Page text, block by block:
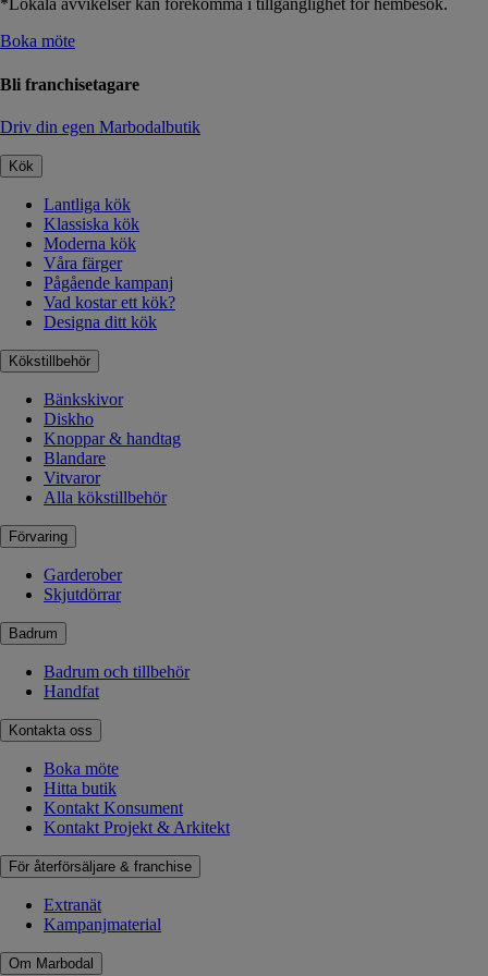
*Lokala avvikelser kan förekomma i tillgänglighet för hembesök.
Boka möte
Bli franchisetagare
Driv din egen Marbodalbutik
Kök
Lantliga kök
Klassiska kök
Moderna kök
Våra färger
Pågående kampanj
Vad kostar ett kök?
Designa ditt kök
Kökstillbehör
Bänkskivor
Diskho
Knoppar & handtag
Blandare
Vitvaror
Alla kökstillbehör
Förvaring
Garderober
Skjutdörrar
Badrum
Badrum och tillbehör
Handfat
Kontakta oss
Boka möte
Hitta butik
Kontakt Konsument
Kontakt Projekt & Arkitekt
För återförsäljare & franchise
Extranät
Kampanjmaterial
Om Marbodal